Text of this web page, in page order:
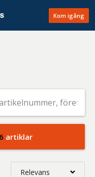
Kom igång
artiklar
Relevans